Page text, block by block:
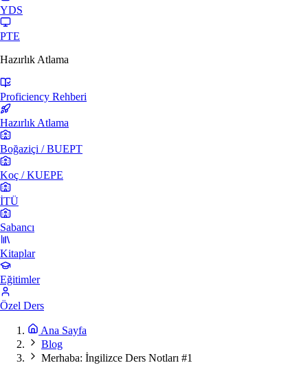
YDS
PTE
Hazırlık Atlama
Proficiency Rehberi
Hazırlık Atlama
Boğaziçi / BUEPT
Koç / KUEPE
İTÜ
Sabancı
Kitaplar
Eğitimler
Özel Ders
Ana Sayfa
Blog
Merhaba: İngilizce Ders Notları #1